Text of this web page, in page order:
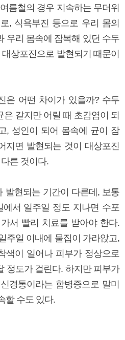
름철의 경우 지속하는 무더위
, 식욕부진 등으로 우리 몸의
우리 몸속에 잠복해 있던 수두
상포진으로 발현되기 때문이
은 어떤 차이가 있을까? 수두
같지만 어릴 때 초감염이 되
, 성인이 되어 몸속에 균이 잠
지면 발현되는 것이 대상포진
른 것이다.
발현되는 기간이 다른데, 보통
서 일주일 정도 지나면 수포
서 빨리 치료를 받아야 한다.
주일 이내에 물집이 가라앉고,
색이 일어나 피부가 정상으로
정도가 걸린다. 하지만 피부가
경통이라는 합병증으로 말미
할 수도 있다.